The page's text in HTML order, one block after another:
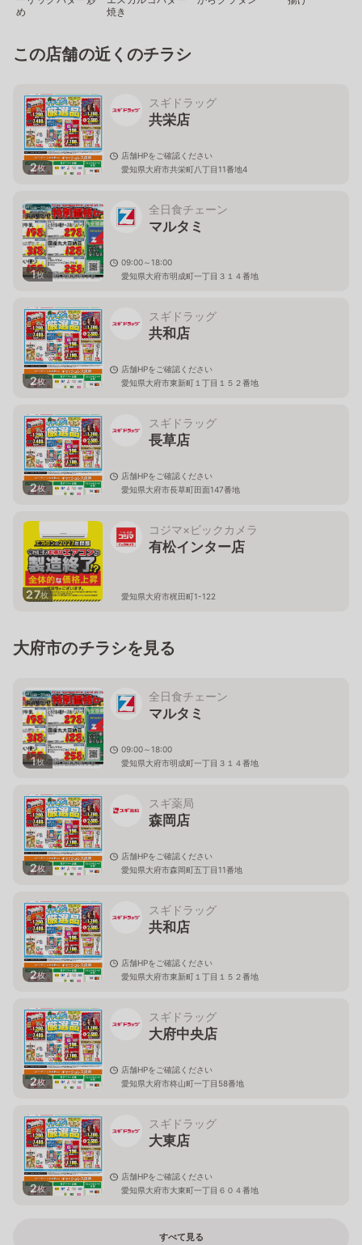
め
焼き
この店舗の近くのチラシ
2枚
スギドラッグ
共栄店
店舗HPをご確認ください
愛知県大府市共栄町八丁目11番地4
1枚
全日食チェーン
マルタミ
09:00～18:00
愛知県大府市明成町一丁目３１４番地
2枚
スギドラッグ
共和店
店舗HPをご確認ください
愛知県大府市東新町１丁目１５２番地
2枚
スギドラッグ
長草店
店舗HPをご確認ください
愛知県大府市長草町田面147番地
27枚
コジマ×ビックカメラ
有松インター店
愛知県大府市梶田町1-122
大府市のチラシを見る
1枚
全日食チェーン
マルタミ
09:00～18:00
愛知県大府市明成町一丁目３１４番地
2枚
スギ薬局
森岡店
店舗HPをご確認ください
愛知県大府市森岡町五丁目11番地
2枚
スギドラッグ
共和店
店舗HPをご確認ください
愛知県大府市東新町１丁目１５２番地
2枚
スギドラッグ
大府中央店
店舗HPをご確認ください
愛知県大府市柊山町一丁目58番地
2枚
スギドラッグ
大東店
店舗HPをご確認ください
愛知県大府市大東町一丁目６０４番地
すべて見る